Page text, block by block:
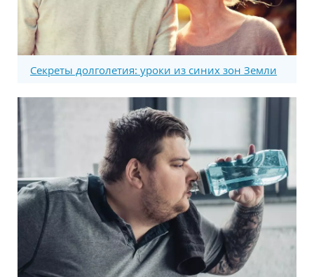
Секреты долголетия: уроки из синих зон Земли